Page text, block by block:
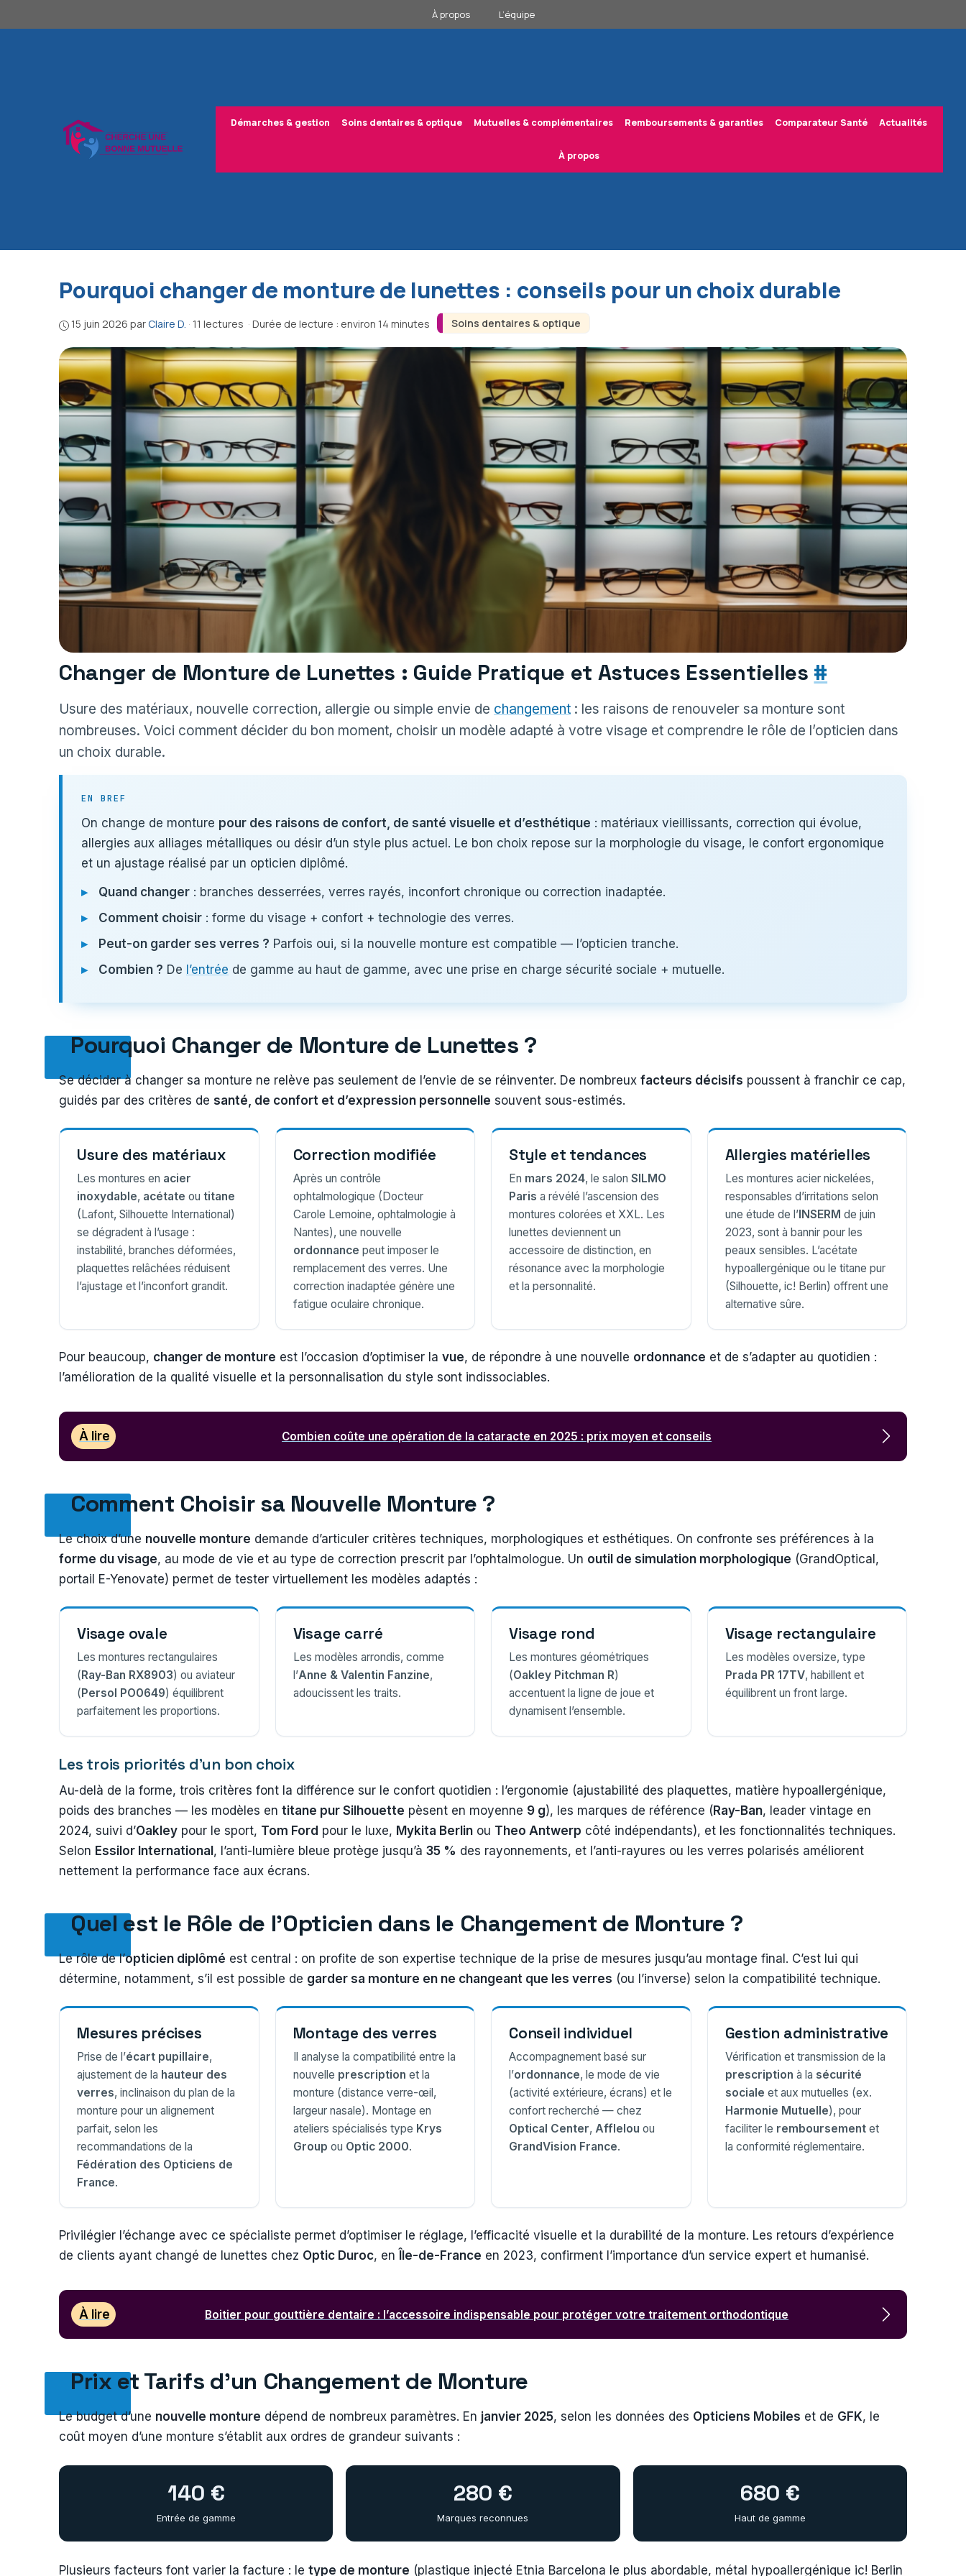
au
À propos L’équipe
Démarches & gestion Soins dentaires & optique Mutuelles & complémentaires Remboursements & garanties Comparateur Santé Actualités
À propos
Soins dentaires & optique
Pourquoi changer de monture de lunettes : conseils pour un choix durable
15 juin 2026 par Claire D. · 11 lectures · Durée de lecture : environ 14 minutes
Changer de Monture de Lunettes : Guide Pratique et Astuces Essentielles #
Usure des matériaux, nouvelle correction, allergie ou simple envie de changement : les raisons de renouveler sa monture sont
nombreuses. Voici comment décider du bon moment, choisir un modèle adapté à votre visage et comprendre le rôle de l’opticien dans
un choix durable.
EN BREF
On change de monture pour des raisons de confort, de santé visuelle et d’esthétique : matériaux vieillissants, correction qui évolue,
allergies aux alliages métalliques ou désir d’un style plus actuel. Le bon choix repose sur la morphologie du visage, le confort ergonomique
et un ajustage réalisé par un opticien diplômé.
Quand changer : branches desserrées, verres rayés, inconfort chronique ou correction inadaptée.
Comment choisir : forme du visage + confort + technologie des verres.
Peut-on garder ses verres ? Parfois oui, si la nouvelle monture est compatible — l’opticien tranche.
Combien ? De l’entrée de gamme au haut de gamme, avec une prise en charge sécurité sociale + mutuelle.
Pourquoi Changer de Monture de Lunettes ?
Se décider à changer sa monture ne relève pas seulement de l’envie de se réinventer. De nombreux facteurs décisifs poussent à franchir ce cap,
guidés par des critères de santé, de confort et d’expression personnelle souvent sous-estimés.
Usure des matériaux
Les montures en acier
inoxydable, acétate ou titane
(Lafont, Silhouette International)
se dégradent à l’usage :
instabilité, branches déformées,
plaquettes relâchées réduisent
l’ajustage et l’inconfort grandit.
Correction modifiée
Après un contrôle
ophtalmologique (Docteur
Carole Lemoine, ophtalmologie à
Nantes), une nouvelle
ordonnance peut imposer le
remplacement des verres. Une
correction inadaptée génère une
fatigue oculaire chronique.
Style et tendances
En mars 2024, le salon SILMO
Paris a révélé l’ascension des
montures colorées et XXL. Les
lunettes deviennent un
accessoire de distinction, en
résonance avec la morphologie
et la personnalité.
Allergies matérielles
Les montures acier nickelées,
responsables d’irritations selon
une étude de l’INSERM de juin
2023, sont à bannir pour les
peaux sensibles. L’acétate
hypoallergénique ou le titane pur
(Silhouette, ic! Berlin) offrent une
alternative sûre.
Pour beaucoup, changer de monture est l’occasion d’optimiser la vue, de répondre à une nouvelle ordonnance et de s’adapter au quotidien :
l’amélioration de la qualité visuelle et la personnalisation du style sont indissociables.
À lire Combien coûte une opération de la cataracte en 2025 : prix moyen et conseils
Comment Choisir sa Nouvelle Monture ?
Le choix d’une nouvelle monture demande d’articuler critères techniques, morphologiques et esthétiques. On confronte ses préférences à la
forme du visage, au mode de vie et au type de correction prescrit par l’ophtalmologue. Un outil de simulation morphologique (GrandOptical,
portail E-Yenovate) permet de tester virtuellement les modèles adaptés :
Visage ovale
Les montures rectangulaires
(Ray-Ban RX8903) ou aviateur
(Persol PO0649) équilibrent
parfaitement les proportions.
Visage carré
Les modèles arrondis, comme
l’Anne & Valentin Fanzine,
adoucissent les traits.
Visage rond
Les montures géométriques
(Oakley Pitchman R)
accentuent la ligne de joue et
dynamisent l’ensemble.
Visage rectangulaire
Les modèles oversize, type
Prada PR 17TV, habillent et
équilibrent un front large.
Les trois priorités d’un bon choix
Au-delà de la forme, trois critères font la différence sur le confort quotidien : l’ergonomie (ajustabilité des plaquettes, matière hypoallergénique,
poids des branches — les modèles en titane pur Silhouette pèsent en moyenne 9 g), les marques de référence (Ray-Ban, leader vintage en
2024, suivi d’Oakley pour le sport, Tom Ford pour le luxe, Mykita Berlin ou Theo Antwerp côté indépendants), et les fonctionnalités techniques.
Selon Essilor International, l’anti-lumière bleue protège jusqu’à 35 % des rayonnements, et l’anti-rayures ou les verres polarisés améliorent
nettement la performance face aux écrans.
Quel est le Rôle de l’Opticien dans le Changement de Monture ?
Le rôle de l’opticien diplômé est central : on profite de son expertise technique de la prise de mesures jusqu’au montage final. C’est lui qui
détermine, notamment, s’il est possible de garder sa monture en ne changeant que les verres (ou l’inverse) selon la compatibilité technique.
Mesures précises
Prise de l’écart pupillaire,
ajustement de la hauteur des
verres, inclinaison du plan de la
monture pour un alignement
parfait, selon les
recommandations de la
Fédération des Opticiens de
France.
Montage des verres
Il analyse la compatibilité entre la
nouvelle prescription et la
monture (distance verre-œil,
largeur nasale). Montage en
ateliers spécialisés type Krys
Group ou Optic 2000.
Conseil individuel
Accompagnement basé sur
l’ordonnance, le mode de vie
(activité extérieure, écrans) et le
confort recherché — chez
Optical Center, Afflelou ou
GrandVision France.
Gestion administrative
Vérification et transmission de la
prescription à la sécurité
sociale et aux mutuelles (ex.
Harmonie Mutuelle), pour
faciliter le remboursementet
la conformité réglementaire.
Privilégier l’échange avec ce spécialiste permet d’optimiser le réglage, l’efficacité visuelle et la durabilité de la monture. Les retours d’expérience
de clients ayant changé de lunettes chez Optic Duroc, en Île-de-France en 2023, confirment l’importance d’un service expert et humanisé.
À lire Boitier pour gouttière dentaire : l’accessoire indispensable pour protéger votre traitement orthodontique
Prix et Tarifs d’un Changement de Monture
Le budget d’une nouvelle monture dépend de nombreux paramètres. En janvier 2025, selon les données des Opticiens Mobiles et de GFK, le
coût moyen d’une monture s’établit aux ordres de grandeur suivants :
140 €
Entrée de gamme
280 €
Marques reconnues
680 €
Haut de gamme
Plusieurs facteurs font varier la facture : le type de monture (plastique injecté Etnia Barcelona le plus abordable, métal hypoallergénique ic! Berlin